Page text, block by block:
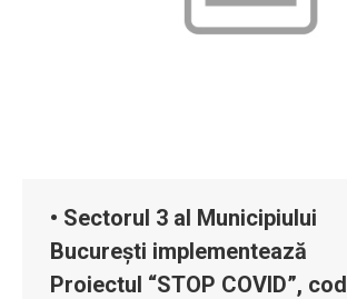
• Sectorul 3 al Municipiului
București implementează
Proiectul “STOP COVID”, cod